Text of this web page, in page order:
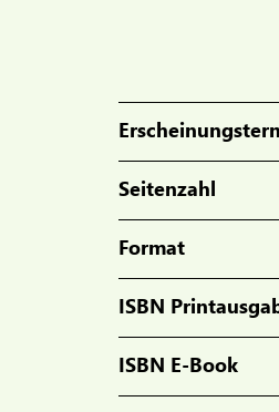
Seitenzahl
Format
ISBN
ISBN E-Book